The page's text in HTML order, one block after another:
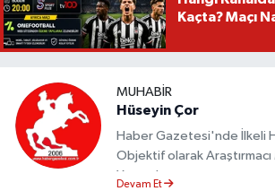
Kaçta? Maçı
MUHABIR
Hüseyin Çor
Haber Gazetesi'nde İlkeli
Objektif olarak
Yapmaktayım.
Devam Et